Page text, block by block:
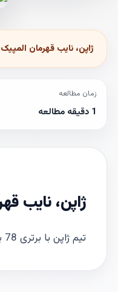
ژاپن، نایب قهرمان المپیک توکیو، قهرمان بسکتبال زنان
زمان مطالعه
1 دقیقه مطالعه
ژاپن، نایب
تیم ژاپن با برتری 78 بر 73 مقابل چین، پنجمین قهرمانی پی در پی خود را در آسیا جشن گرفت. استرالیا با غلبه بر کره، سوم شد.